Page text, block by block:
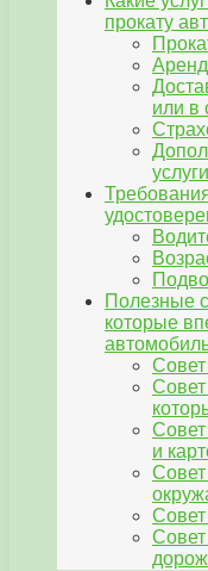
прокату
или в
услуги
Полезные
которые
Совет
и
Совет